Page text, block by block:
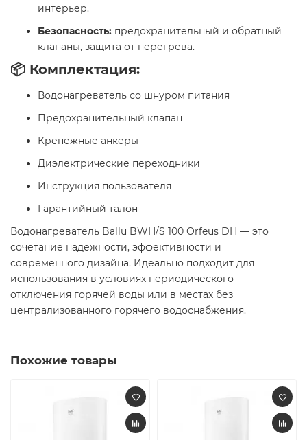
интерьер.
Безопасность: предохранительный и обратный
клапаны, защита от перегрева.​
📦 Комплектация:
Водонагреватель со шнуром питания
Предохранительный клапан
Крепежные анкеры
Диэлектрические переходники
Инструкция пользователя
Гарантийный талон​
Водонагреватель Ballu BWH/S 100 Orfeus DH — это
сочетание надежности, эффективности и
современного дизайна. Идеально подходит для
использования в условиях периодического
отключения горячей воды или в местах без
централизованного горячего водоснабжения.
Похожие товары